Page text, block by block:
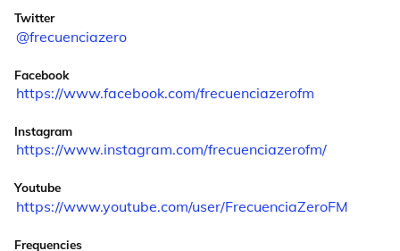
Twitter
@frecuenciazero
Facebook
https://www.facebook.com/frecuenciazerofm
Instagram
https://www.instagram.com/frecuenciazerofm/
Youtube
https://www.youtube.com/user/FrecuenciaZeroFM
Frequencies